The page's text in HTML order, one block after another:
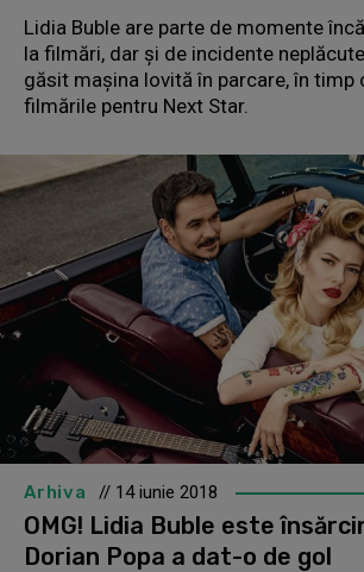
Lidia Buble are parte de momente
la filmări, dar și de incidente
găsit mașina lovită în parcare, în timp
filmările pentru Next Star.
Arhiva // 14 iunie 2018
OMG! Lidia Buble este
Dorian Popa a dat-o de gol